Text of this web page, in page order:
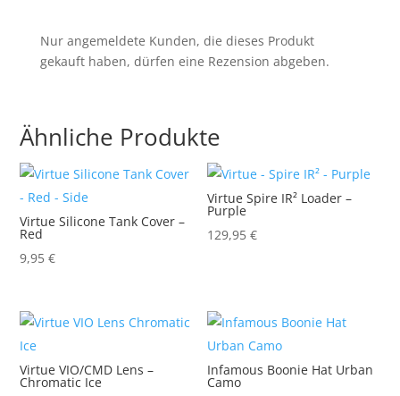
Nur angemeldete Kunden, die dieses Produkt
gekauft haben, dürfen eine Rezension abgeben.
Ähnliche Produkte
Virtue Silicone Tank Cover –
Red
9,95€
Virtue Spire IR² Loader –
Purple
129,95€
Virtue VIO/CMD Lens –
Chromatic Ice
Infamous Boonie Hat Urban
Camo